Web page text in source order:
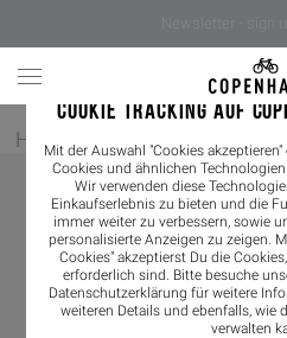
COOKIE TRACKING AUF
Mit der Auswahl "Cookies
Cookies und ähnlichen
Wir verwenden diese
Einkaufserlebnis zu bieten und die
immer weiter zu verbessern, sowie
personalisierte Anzeigen zu zeigen.
Cookies" akzeptierst Du die
erforderlich sind. Bitte besuche
Datenschutzerklärung für weitere
weiteren Details und ebenfalls, wie
verwalten
Home / Damen/ Boots